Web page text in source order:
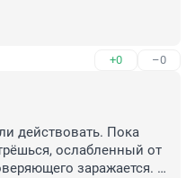
+0 –0
действовать. Пока
ослабленный от
заражается.